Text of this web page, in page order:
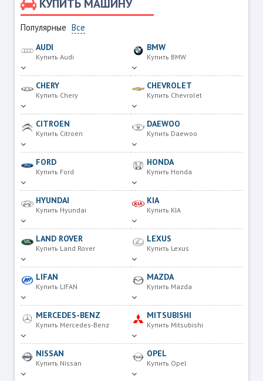
КУПИТЬ МАШИНУ
Популярные Все
AUDI
Купить Audi
BMW
Купить BMW
CHERY
Купить Chery
CHEVROLET
Купить Chevrolet
CITROEN
Купить Citroen
DAEWOO
Купить Daewoo
FORD
Купить Ford
HONDA
Купить Honda
HYUNDAI
Купить Hyundai
KIA
Купить KIA
LAND ROVER
Купить Land Rover
LEXUS
Купить Lexus
LIFAN
Купить LIFAN
MAZDA
Купить Mazda
MERCEDES-BENZ
Купить Mercedes-Benz
MITSUBISHI
Купить Mitsubishi
NISSAN
Купить Nissan
OPEL
Купить Opel